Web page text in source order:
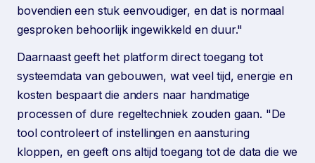
bovendien een stuk eenvoudiger, en dat is normaal
gesproken behoorlijk ingewikkeld en duur."
Daarnaast geeft het platform direct toegang tot
systeemdata van gebouwen, wat veel tijd, energie en
kosten bespaart die anders naar handmatige
processen of dure regeltechniek zouden gaan. "De
tool controleert of instellingen en aansturing
kloppen, en geeft ons altijd toegang tot de data die we